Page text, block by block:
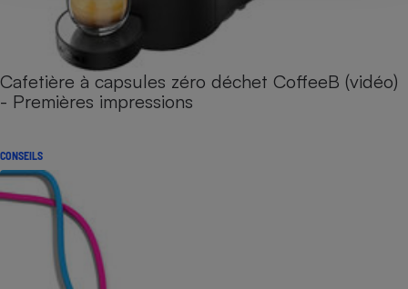
Cafetière à capsules zéro déchet CoffeeB (vidéo)
- Premières impressions
CONSEILS